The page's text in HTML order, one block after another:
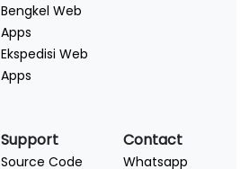
Bengkel Web
Apps
Ekspedisi Web
Apps
Support
Source Code
Contact
Whatsapp